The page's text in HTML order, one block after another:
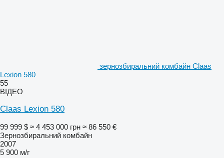
зернозбиральний комбайн Claas
Lexion 580
55
ВІДЕО
Claas Lexion 580
99 999 $ ≈ 4 453 000 грн ≈ 86 550 €
Зернозбиральний комбайн
2007
5 900 м/г